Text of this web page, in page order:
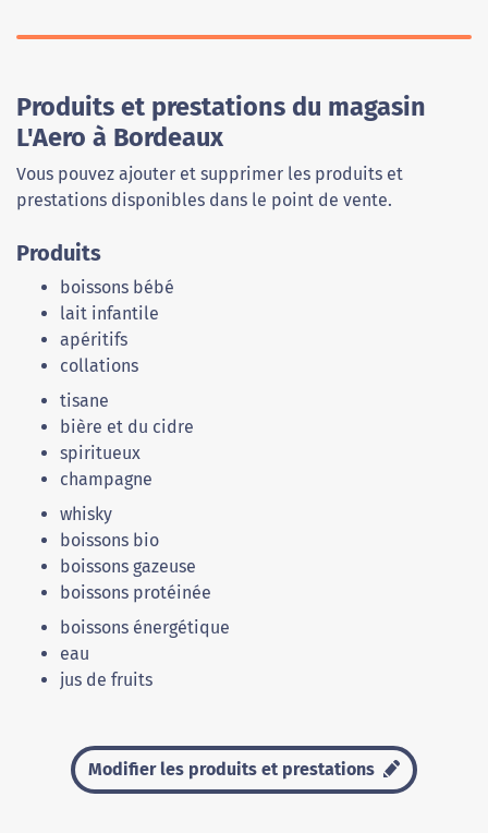
Produits et prestations du magasin
L'Aero à Bordeaux
Vous pouvez ajouter et supprimer les produits et
prestations disponibles dans le point de vente.
Produits
boissons bébé
lait infantile
apéritifs
collations
tisane
bière et du cidre
spiritueux
champagne
whisky
boissons bio
boissons gazeuse
boissons protéinée
boissons énergétique
eau
jus de fruits
Modifier les produits et prestations